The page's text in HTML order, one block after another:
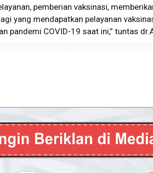
pemberian vaksinasi,
yang mendapatkan pelayanan
pandemi COVID-19 saat ini,” tuntas